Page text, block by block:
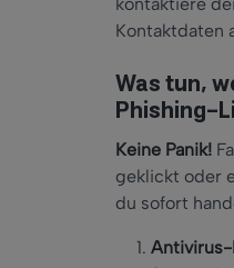
Kontaktdaten
Was tun,
Phishing-
Keine Panik!
geklickt oder
du sofort
Antivirus-